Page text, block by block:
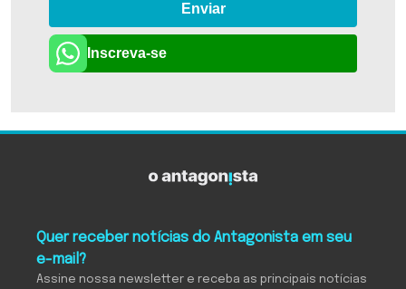
Enviar
Inscreva-se
Quer receber notícias do Antagonista em seu
e-mail?
Assine nossa newsletter e receba as principais notícias